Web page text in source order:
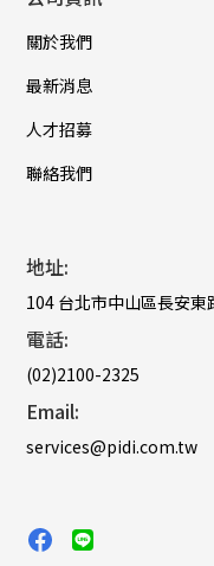
關於我們
最新消息
人才招募
聯絡我們
地址:
104 台北市中山區長安
電話:
(02)2100-2325
Email:
services@pidi.com.tw